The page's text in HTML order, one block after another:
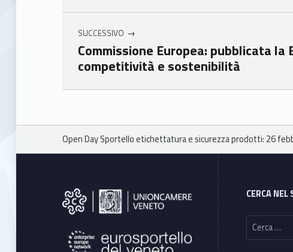
SUCCESSIVO
Commissione Europea: pubblicata
competitività e sostenibilità
Skip back to main navigation
Breadcrumbs navigation
Open Day Sportello etichettatura e sicurezza prodotti: 26
Footer sidebar
CERCA NEL
Ricerca per: